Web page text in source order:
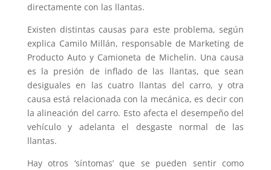
directamente con las llantas.
Existen distintas causas para este problema, según
explica Camilo Millán, responsable de Marketing de
Producto Auto y Camioneta de Michelin. Una causa
es la presión de inflado de las llantas, que sean
desiguales en las cuatro llantas del carro, y otra
causa está relacionada con la mecánica, es decir con
la alineación del carro. Esto afecta el desempeño del
vehículo y adelanta el desgaste normal de las
llantas.
Hay otros ‘síntomas’ que se pueden sentir como